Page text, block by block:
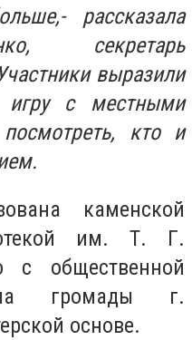
рассказала
секретарь
выразили
игру с местными
кто и
каменской
им. Т. Г.
с общественной
громады г.
основе.